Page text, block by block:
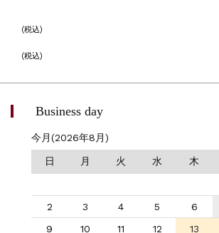
(税込)
(税込)
Business day
今月(2026年8月)
日 月 火 水 木
2
3 4 5 6
9
10 11 12 13